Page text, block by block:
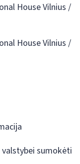
House Vilnius /
House Vilnius /
valstybei sumokėti